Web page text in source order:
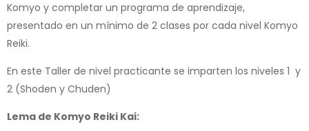
Komyo y completar un programa de aprendizaje,
presentado en un mínimo de 2 clases por cada nivel Komyo
Reiki.
En este Taller de nivel practicante se imparten los niveles 1 y
2 (Shoden y Chuden)
Lema de Komyo Reiki Kai: